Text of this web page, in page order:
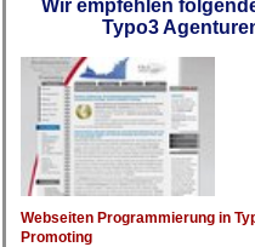
Wir empfehlen
Typo3
Webseiten Programmierung in
Promoting